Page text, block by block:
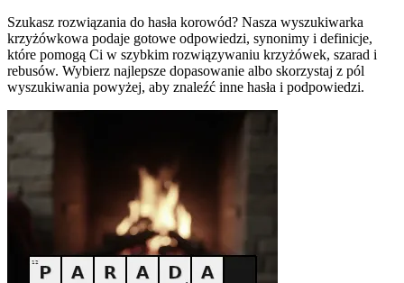
Szukasz rozwiązania do hasła korowód? Nasza wyszukiwarka
krzyżówkowa podaje gotowe odpowiedzi, synonimy i definicje,
które pomogą Ci w szybkim rozwiązywaniu krzyżówek, szarad i
rebusów. Wybierz najlepsze dopasowanie albo skorzystaj z pól
wyszukiwania powyżej, aby znaleźć inne hasła i podpowiedzi.